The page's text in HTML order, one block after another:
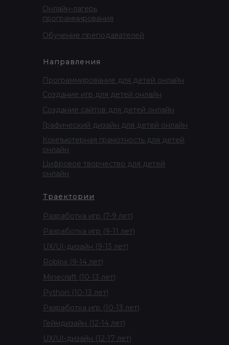
Траектории
Разработка игр (7-9 лет)
UX/UI-дизайн (9-13 лет)
UX/UI-дизайн (12-17 лет)
Разработка игр (10-13 лет)
Геймдизайн (12-14 лет)
Roblox (9-14 лет)
Разработка игр (9-11 лет)
Minecraft (10-13 лет)
Python (10-13 лет)
Онлайн-лагерь
программирования
Обучение преподавателей
Направления
Программирование для детей онлайн
Создание игр для детей онлайн
Создание сайтов для детей онлайн
Цифровое творчество для детей
онлайн
Компьютерная грамотность для детей
онлайн
Графический дизайн для детей онлайн